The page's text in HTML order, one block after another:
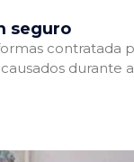
seguro
contratada
durante